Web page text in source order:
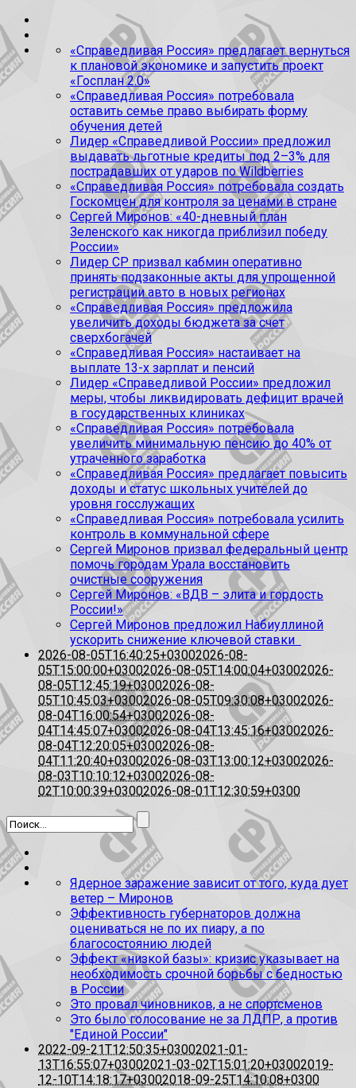
«Справедливая Россия» предлагает вернуться
к плановой экономике и запустить проект
«Госплан 2.0»
«Справедливая Россия» потребовала
оставить семье право выбирать форму
обучения детей
Лидер «Справедливой России» предложил
выдавать льготные кредиты под 2–3% для
пострадавших от ударов по Wildberries
«Справедливая Россия» потребовала создать
Госкомцен для контроля за ценами в стране
Сергей Миронов: «40-дневный план
Зеленского как никогда приблизил победу
России»
Лидер СР призвал кабмин оперативно
принять подзаконные акты для упрощенной
регистрации авто в новых регионах
«Справедливая Россия» предложила
увеличить доходы бюджета за счет
сверхбогачей
«Справедливая Россия» настаивает на
выплате 13-х зарплат и пенсий
Лидер «Справедливой России» предложил
меры, чтобы ликвидировать дефицит врачей
в государственных клиниках
«Справедливая Россия» потребовала
увеличить минимальную пенсию до 40% от
утраченного заработка
«Справедливая Россия» предлагает повысить
доходы и статус школьных учителей до
уровня госслужащих
«Справедливая Россия» потребовала усилить
контроль в коммунальной сфере
Сергей Миронов призвал федеральный центр
помочь городам Урала восстановить
очистные сооружения
Сергей Миронов: «ВДВ – элита и гордость
России!»
Сергей Миронов предложил Набиуллиной
ускорить снижение ключевой ставки
2026-08-05T16:40:25+03002026-08-
05T15:00:00+03002026-08-05T14:00:04+03002026-
08-05T12:45:19+03002026-08-
05T10:45:03+03002026-08-05T09:30:08+03002026-
08-04T16:00:54+03002026-08-
04T14:45:07+03002026-08-04T13:45:16+03002026-
08-04T12:20:05+03002026-08-
04T11:20:40+03002026-08-03T13:00:12+03002026-
08-03T10:10:12+03002026-08-
02T10:00:39+03002026-08-01T12:30:59+0300
Ядерное заражение зависит от того, куда дует
ветер – Миронов
Эффективность губернаторов должна
оцениваться не по их пиару, а по
благосостоянию людей
Эффект «низкой базы»: кризис указывает на
необходимость срочной борьбы с бедностью
в России
Это провал чиновников, а не спортсменов
Это было голосование не за ЛДПР, а против
"Единой России"
2022-09-21T12:50:35+03002021-01-
13T16:55:07+03002021-03-02T15:01:20+03002019-
12-10T14:18:17+03002018-09-25T14:10:08+0300